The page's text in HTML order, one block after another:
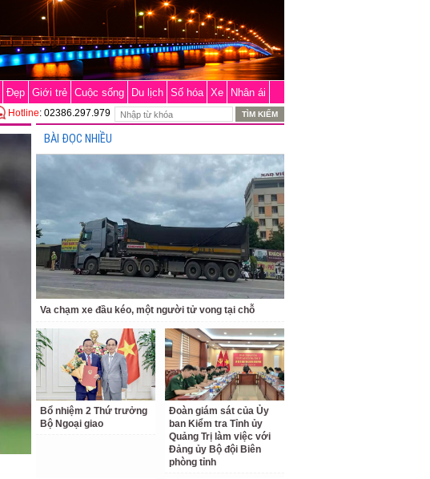
Đẹp Giới trẻ Cuộc sống Du lịch Số hóa Xe Nhân ái
Hotline: 02386.297.979
BÀI ĐỌC NHIỀU
Va chạm xe đầu kéo, một người tử vong tại chỗ
Bổ nhiệm 2 Thứ trưởng
Bộ Ngoại giao
Đoàn giám sát của Ủy
ban Kiểm tra Tỉnh ủy
Quảng Trị làm việc với
Đảng ủy Bộ đội Biên
phòng tỉnh